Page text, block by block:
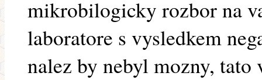
mikrobilogicky rozbor na
laboratore s vysledkem
nalez by nebyl mozny, tato